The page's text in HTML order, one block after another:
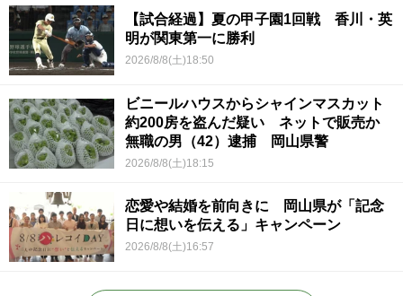
【試合経過】夏の甲子園1回戦 香川・英
明が関東第一に勝利
2026/8/8(土)18:50
ビニールハウスからシャインマスカット
約200房を盗んだ疑い ネットで販売か
無職の男（42）逮捕 岡山県警
2026/8/8(土)18:15
恋愛や結婚を前向きに 岡山県が「記念
日に想いを伝える」キャンペーン
2026/8/8(土)16:57